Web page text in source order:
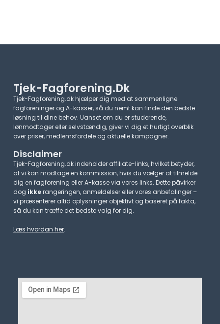
Tjek-Fagforening.dk
Tjek-Fagforening.dk hjælper dig med at sammenligne
fagforeninger og A-kasser, så du nemt kan finde den bedste
løsning til dine behov. Uanset om du er studerende,
lønmodtager eller selvstændig, giver vi dig et hurtigt overblik
over priser, medlemsfordele og aktuelle kampagner.​
Disclaimer
Tjek-Fagforening.dk indeholder affiliate-links, hvilket betyder,
at vi kan modtage en kommission, hvis du vælger at tilmelde
dig en fagforening eller A-kasse via vores links. Dette påvirker
dog ikkerangeringen, anmeldelser eller vores anbefalinger –
vi præsenterer altid oplysninger objektivt og baseret på fakta,
så du kan træffe det bedste valg for dig.
Læs hvordan her.